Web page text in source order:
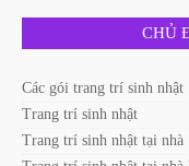
CHỦ
Các gói trang trí sinh nhật
Trang trí sinh nhật
Trang trí sinh nhật tại nhà